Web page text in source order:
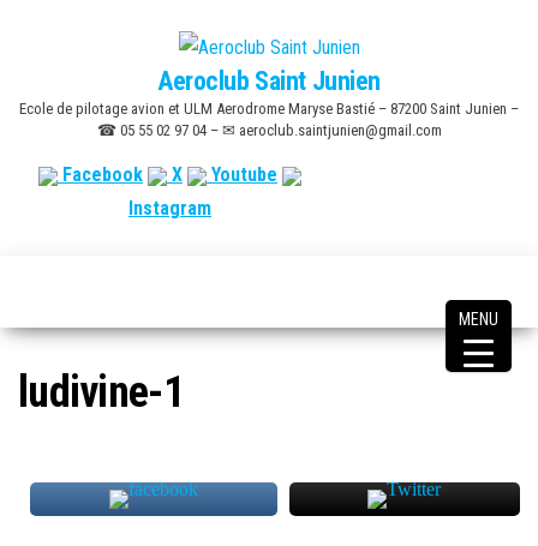
content
Aeroclub Saint Junien
Ecole de pilotage avion et ULM Aerodrome Maryse Bastié – 87200 Saint Junien –
☎ 05 55 02 97 04 – ✉ aeroclub.saintjunien@gmail.com
Facebook X
Youtube
Instagram
ludivine-1
MENU